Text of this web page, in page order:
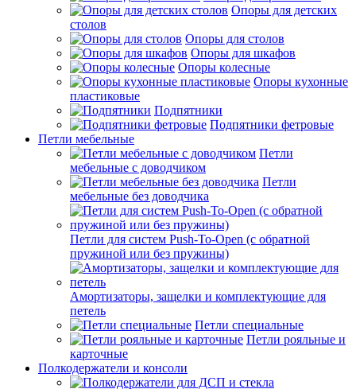
Опоры для детских
столов
Опоры для столов
Опоры для шкафов
Опоры колесные
Опоры кухонные
пластиковые
Подпятники
Подпятники фетровые
Петли мебельные
Петли
мебельные с доводчиком
Петли
мебельные без доводчика
Петли для систем Push-To-Open (с обратной
пружиной или без пружины)
Амортизаторы, защелки и комплектующие для
петель
Петли специальные
Петли рояльные и
карточные
Полкодержатели и консоли